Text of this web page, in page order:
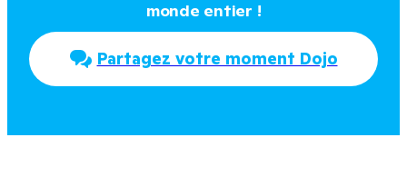
monde entier !
Partagez votre moment Dojo